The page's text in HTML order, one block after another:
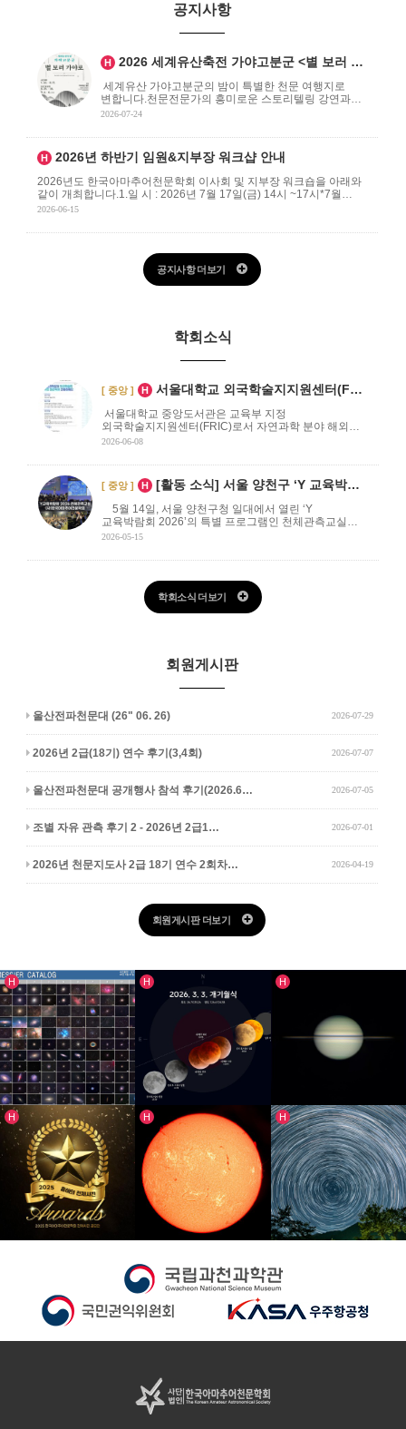
공지사항
H 2026 세계유산축전 가야고분군 <별 보러 가…
세계유산 가야고분군의 밤이 특별한 천문 여행지로
변합니다.천문전문가의 흥미로운 스토리텔링 강연과
천체망원경 관측을 통해 가야인의 우주관과 아름다운
2026-07-24
H
인기글
2026년 하반기 임원&지부장 워크샵 안내
2026년도 한국아마추어천문학회 이사회 및 지부장 워크숍을 아래와
같이 개최합니다.1.일 시 : 2026년 7월 17일(금) 14시 ~17시*7월
17일은 제헌절로 공휴일 입니다. . . .
2026-06-15
공지사항 더보기
학회소식
[ 중앙 ] H 서울대학교 외국학술지지원센터(FRIC) 무료 …
서울대학교 중앙도서관은 교육부 지정
외국학술지지원센터(FRIC)로서 자연과학 분야 해외
학술자료에 대한 원문복사 서비스를 운영하고 있습니다.
2026-06-08
[ 중앙 ] H
인기글
[활동 소식] 서울 양천구 ‘Y 교육박람회 2…
교육박람회 2026’의 특별 프로그램인 천체관측교실이
2026-05-15
학회소식 더보기
회원게시판
울산전파천문대 (26" 06. 26) 2026-07-29
2026년 2급(18기) 연수 후기(3,4회) 2026-07-07
울산전파천문대 공개행사 참석 후기(2026.6… 2026-07-05
조별 자유 관측 후기 2 - 2026년 2급1… 2026-07-01
2026년 천문지도사 2급 18기 연수 2회차… 2026-04-19
회원게시판 더보기
천체사진
H
인기글
H
인기글
2026.3.3. 개기월식
H
인기글
고리가 거의 사라진 토성입니다.
H
인기글
2025 한국아마추어천문학회 천체사진 공모전…
H
인기글
늦었어도 따뜻한 태양처럼
H
인기글